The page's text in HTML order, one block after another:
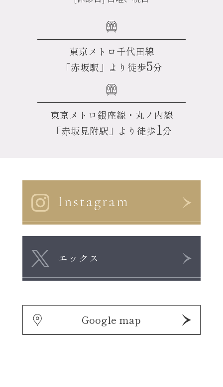
東京メトロ千代田線
「赤坂駅」より徒歩5分
東京メトロ銀座線・丸ノ内線
「赤坂見附駅」より徒歩1 分
Instagram
エックス
Google map